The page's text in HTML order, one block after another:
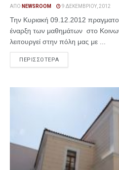
ΑΠΌ NEWSROOM 9 ΔΕΚΕΜΒΡΊΟΥ, 2012
Την Κυριακή 09.12.2012
έναρξη των μαθημάτων στο
λειτουργεί στην πόλη μας με ...
ΠΕΡΙΣΣΟΤΕΡΑ